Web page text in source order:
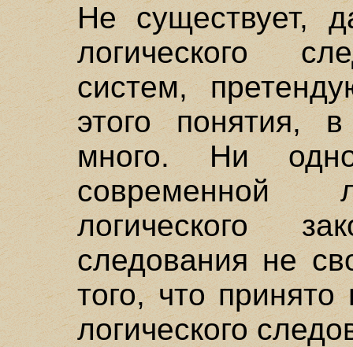
Не существует,
логического
систем,
этого понятия,
много. Ни
современной
логического
следования не
того, что
логического